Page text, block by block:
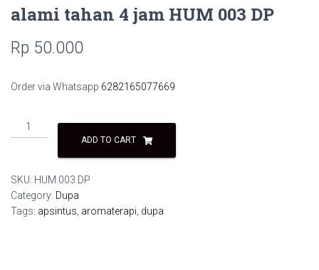
alami tahan 4 jam HUM 003 DP
Rp 50.000
Order via Whatsapp 6282165077669
Dupa
apsintus
aromaterapi
alami
tahan
4
ADD TO CART
SKU: HUM 003 DP
Category: Dupa
Tags: apsintus, aromaterapi, dupa